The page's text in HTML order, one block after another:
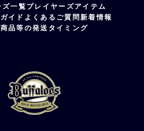
ズ一覧プレイヤーズアイテム
イド よくあるご質問新着情報
品等の発送タイミング